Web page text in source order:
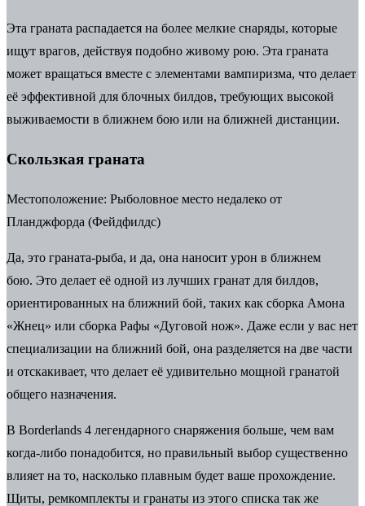
Эта граната распадается на более мелкие снаряды, которые
ищут врагов, действуя подобно живому рою. Эта граната
может вращаться вместе с элементами вампиризма, что делает
её эффективной для блочных билдов, требующих высокой
выживаемости в ближнем бою или на ближней дистанции.
Скользкая граната
Местоположение: Рыболовное место недалеко от
Планджфорда (Фейдфилдс)
Да, это граната-рыба, и да, она наносит урон в ближнем
бою. Это делает её одной из лучших гранат для билдов,
ориентированных на ближний бой, таких как сборка Амона
«Жнец» или сборка Рафы «Дуговой нож». Даже если у вас нет
специализации на ближний бой, она разделяется на две части
и отскакивает, что делает её удивительно мощной гранатой
общего назначения.
В Borderlands 4 легендарного снаряжения больше, чем вам
когда-либо понадобится, но правильный выбор существенно
влияет на то, насколько плавным будет ваше прохождение.
Щиты, ремкомплекты и гранаты из этого списка так же